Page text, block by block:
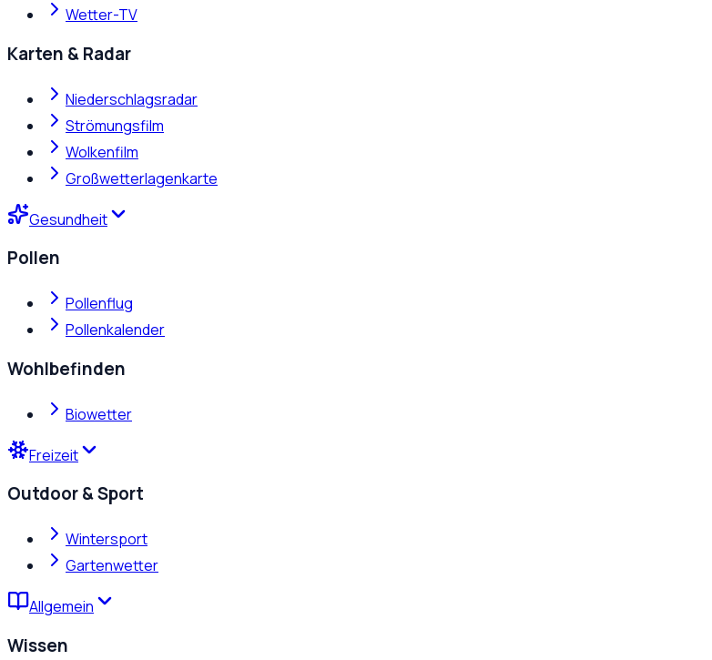
Wetter-TV
Karten & Radar
Niederschlagsradar
Strömungsfilm
Wolkenfilm
Großwetterlagenkarte
Gesundheit
Pollen
Pollenflug
Pollenkalender
Wohlbefinden
Biowetter
Freizeit
Outdoor & Sport
Wintersport
Gartenwetter
Allgemein
Wissen